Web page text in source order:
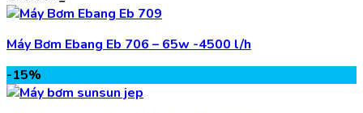
Máy Bơm Ebang Eb 706 – 65w -4500 l/h
-15%